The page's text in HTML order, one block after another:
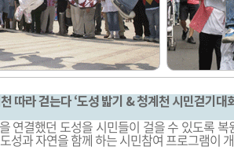
따라 걷는다 ‘도성 밟기 & 청계천 시민걷기대
연결했던 도성을 시민들이 걸을 수 있도록 복
성과 자연을 함께 하는 시민참여 프로그램이